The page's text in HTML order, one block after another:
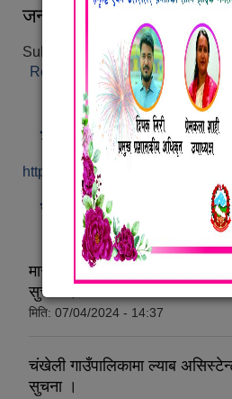
जन्म दर्ता
Submitted on: Thu, 05/09/2019 -
Read moreabout जन्म दर्ता
श्रम संसार पोर्टल हेर्नुहोस्
https://shramsansar.gov.np/
सूचना तथा समाचार
मासु प्रबद्धन कार्यक्रममा छनौट
सुचना ।
मिति: 07/04/2024 - 14:37
चंखेली गाउँपालिकामा ल्याब
सुचना ।